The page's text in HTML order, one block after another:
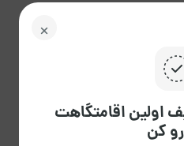
اولین اقامتگاهت
کن